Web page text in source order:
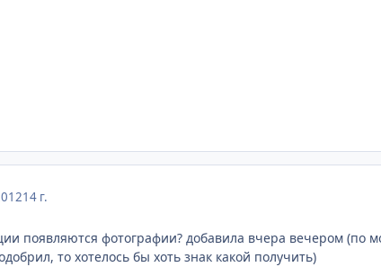
14 г.
появляются фотографии? добавила вчера вечером (по
то хотелось бы хоть знак какой получить)